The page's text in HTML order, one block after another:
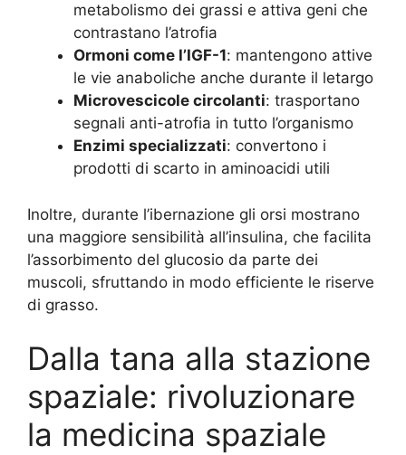
metabolismo dei grassi e attiva geni che
contrastano l’atrofia
Ormoni come l’IGF-1: mantengono attive
le vie anaboliche anche durante il letargo
Microvescicole circolanti: trasportano
segnali anti-atrofia in tutto l’organismo
Enzimi specializzati: convertono i
prodotti di scarto in aminoacidi utili
Inoltre, durante l’ibernazione gli orsi mostrano
una maggiore sensibilità all’insulina, che facilita
l’assorbimento del glucosio da parte dei
muscoli, sfruttando in modo efficiente le riserve
di grasso.
Dalla tana alla stazione
spaziale: rivoluzionare
la medicina spaziale